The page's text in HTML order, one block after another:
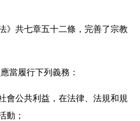
》共七章五十二條，完善了宗教
當履行下列義務：
會公共利益，在法律、法規和規
動；